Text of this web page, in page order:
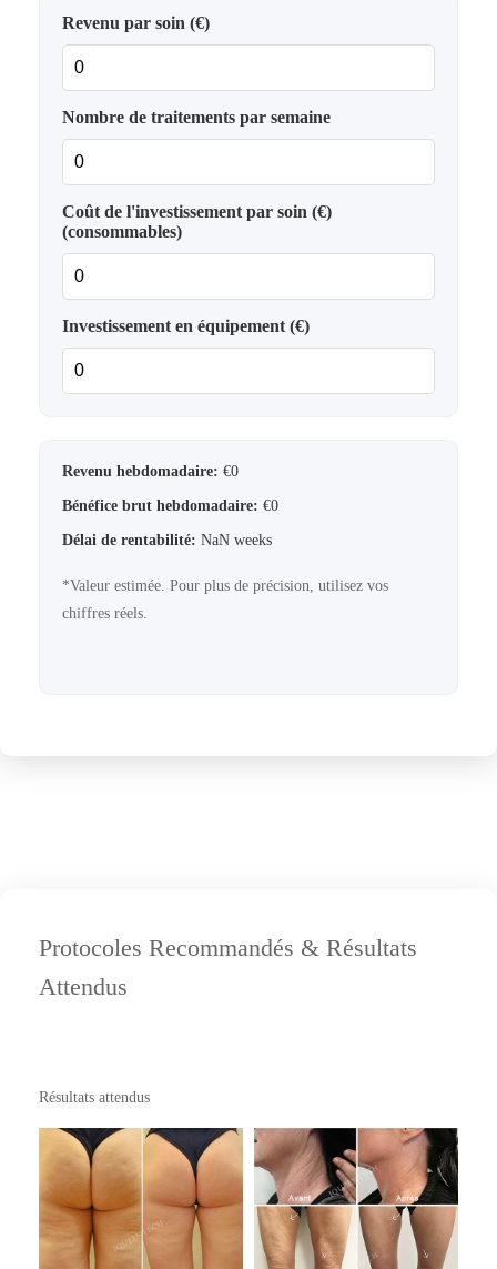
Revenu par soin (€)
Nombre de traitements par semaine
Coût de l'investissement par soin (€)
(consommables)
Investissement en équipement (€)
Revenu hebdomadaire: €0
Bénéfice brut hebdomadaire: €0
Délai de rentabilité: NaN weeks
*Valeur estimée. Pour plus de précision, utilisez vos
chiffres réels.
Protocoles Recommandés & Résultats
Attendus
Résultats attendus